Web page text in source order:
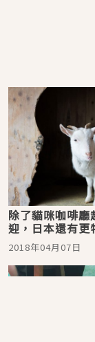
除了貓咪咖啡廳
迎，日本還有更
物咖啡廳超好玩
2018年04月07日